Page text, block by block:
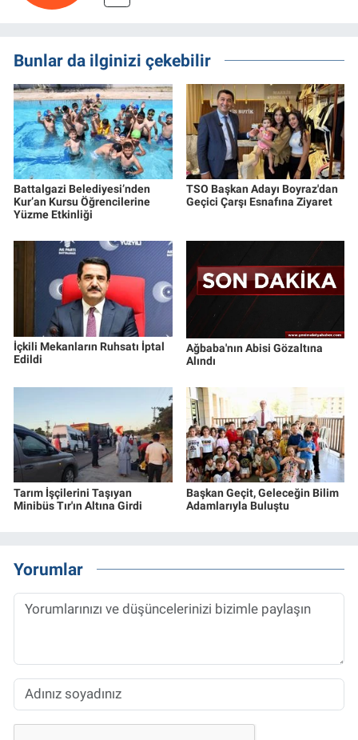
Bunlar da ilginizi çekebilir
Battalgazi Belediyesi’nden
Kur’an Kursu Öğrencilerine
Yüzme Etkinliği
TSO Başkan Adayı Boyraz'dan
Geçici Çarşı Esnafına Ziyaret
İçkili Mekanların Ruhsatı İptal
Edildi
Ağbaba'nın Abisi Gözaltına
Alındı
Tarım İşçilerini Taşıyan
Minibüs Tır'ın Altına Girdi
Başkan Geçit, Geleceğin Bilim
Adamlarıyla Buluştu
Yorumlar